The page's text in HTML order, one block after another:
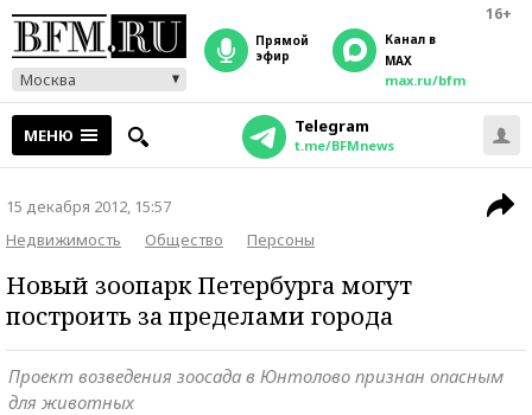
16+
Москва
прямой
эфир
Канал в
MAX
max.ru/bfm
МЕНЮ Telegram
t.me/BFMnews
15 декабря 2012, 15:57
Недвижимость
Общество Персоны
Новый зоопарк Петербурга могут
построить за пределами города
Проект возведения зоосада в Юнтолово признан опасным
для животных